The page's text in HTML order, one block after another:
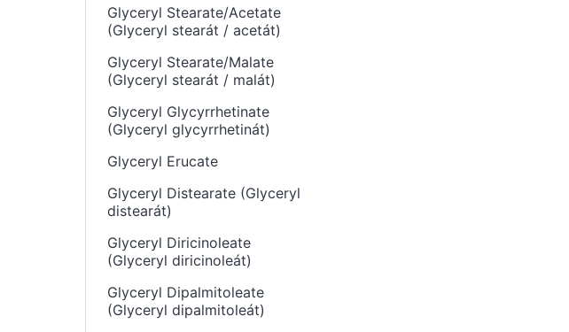
Glyceryl Stearate/Acetate
(Glyceryl stearát / acetát)
Glyceryl Stearate/Malate
(Glyceryl stearát / malát)
Glyceryl Glycyrrhetinate
(Glyceryl glycyrrhetinát)
Glyceryl Erucate
Glyceryl Distearate (Glyceryl
distearát)
Glyceryl Diricinoleate
(Glyceryl diricinoleát)
Glyceryl Dipalmitoleate
(Glyceryl dipalmitoleát)